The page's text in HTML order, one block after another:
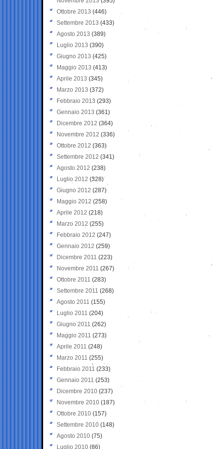
Ottobre 2013 (446)
Settembre 2013 (433)
Agosto 2013 (389)
Luglio 2013 (390)
Giugno 2013 (425)
Maggio 2013 (413)
Aprile 2013 (345)
Marzo 2013 (372)
Febbraio 2013 (293)
Gennaio 2013 (361)
Dicembre 2012 (364)
Novembre 2012 (336)
Ottobre 2012 (363)
Settembre 2012 (341)
Agosto 2012 (238)
Luglio 2012 (328)
Giugno 2012 (287)
Maggio 2012 (258)
Aprile 2012 (218)
Marzo 2012 (255)
Febbraio 2012 (247)
Gennaio 2012 (259)
Dicembre 2011 (223)
Novembre 2011 (267)
Ottobre 2011 (283)
Settembre 2011 (268)
Agosto 2011 (155)
Luglio 2011 (204)
Giugno 2011 (262)
Maggio 2011 (273)
Aprile 2011 (248)
Marzo 2011 (255)
Febbraio 2011 (233)
Gennaio 2011 (253)
Dicembre 2010 (237)
Novembre 2010 (187)
Ottobre 2010 (157)
Settembre 2010 (148)
Agosto 2010 (75)
Luglio 2010 (86)